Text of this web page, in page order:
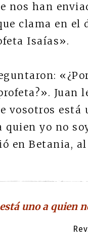
nos han
clama en el
Isaías».
Juan
vosotros está
quien yo no
en Betania,
uno a quien